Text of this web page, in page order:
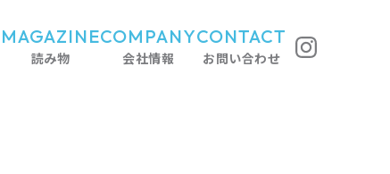
MAGAZINE
読み物
COMPANY
会社情報
CONTACT
お問い合わせ